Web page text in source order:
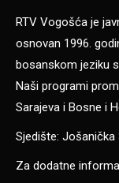
RTV Vogošća je
osnovan 1996.
bosanskom jeziku
Naši programi
Sarajeva i Bosne i
Sjedište:
Za dodatne